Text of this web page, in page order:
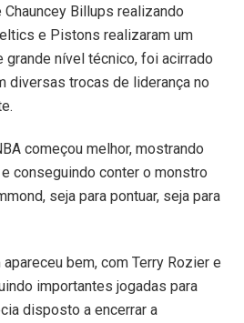
Billups realizando
e Pistons realizaram um
grande nível técnico, foi acirrado
diversas trocas de liderança no
começou melhor, mostrando
conseguindo conter o monstro
seja para pontuar, seja para
bem, com Terry Rozier e
importantes jogadas para
disposto a encerrar a